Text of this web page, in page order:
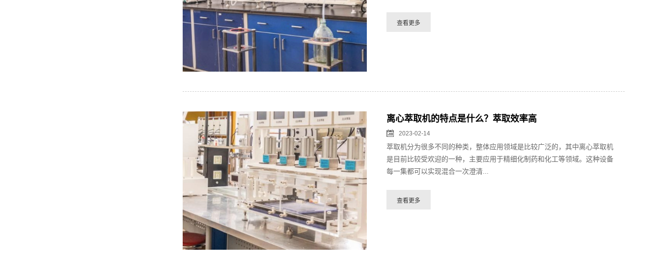
离心萃取机的特点是什么？萃取效率高
2023-02-14
萃取机分为很多不同的种类，整体应用领域是比较广泛的，其中离心萃取机
是目前比较受欢迎的一种，主要应用于精细化制药和化工等领域。这种设备
每一集都可以实现混合一次澄清...